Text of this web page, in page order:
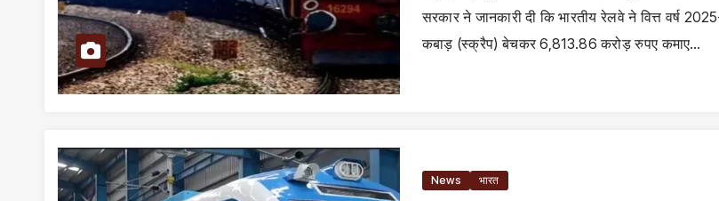
सरकार ने जानकारी दी कि भारतीय रेलवे ने वित्त वर्ष
कबाड़ (स्क्रैप) बेचकर 6,813.86 करोड़ रुपए कमाए…
News भारत